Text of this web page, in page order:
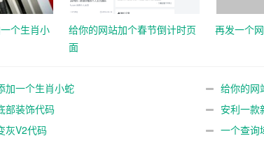
个生肖小
给你的网站加个春节倒计时页
面
再发一个
加一个生肖小蛇
给你的网
部装饰代码
安利一款
灰V2代码
一个查询